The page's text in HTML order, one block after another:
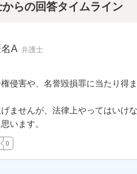
らの回答タイムライン
名A 弁護士
侵害や、名誉毀損罪に当たり得ま
ませんが、法律上やってはいけ
います。
0